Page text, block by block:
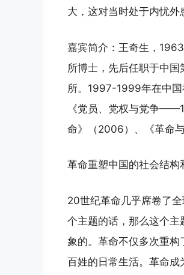
大，这对当时处于内忧
嘉宾简介：王奇生，
所博士，先后任职于中
所。1997-1999年在中
《党员、党权与党争
命》（2006）、《革命
革命重塑中国的社会结构
20世纪革命几乎席卷了
个主题的话，那么这个主
象的。革命不仅多次重
百姓的日常生活。革命